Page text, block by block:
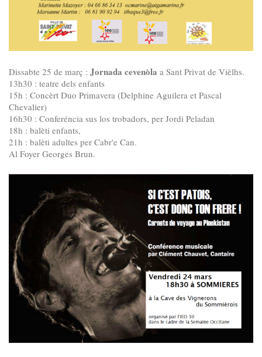
Dissabte 25 de març : Jornada cevenòla a Sant Privat de Vièlhs.
13h30 : teatre dels enfants
15h : Concèrt Duo Primavera (Delphine Aguilera et Pascal
Chevalier)
16h30 : Conferéncia sus los trobadors, per Jordi Peladan
18h : balèti enfants,
21h : balèti adultes per Cabr'e Can.
Al Foyer Georges Brun.